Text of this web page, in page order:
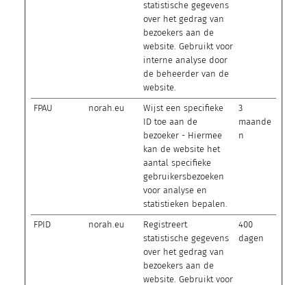
statistische gegevens
over het gedrag van
bezoekers aan de
website. Gebruikt voor
interne analyse door
de beheerder van de
website.
FPAU norah.eu
Wijst een specifieke
ID toe aan de
bezoeker - Hiermee
kan de website het
aantal specifieke
gebruikersbezoeken
voor analyse en
statistieken bepalen.
3
maande
n
FPID norah.eu
Registreert
statistische gegevens
over het gedrag van
bezoekers aan de
website. Gebruikt voor
400
dagen